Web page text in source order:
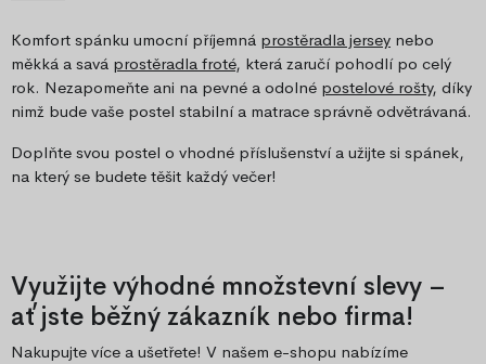
Komfort spánku umocní příjemná prostěradla jersey nebo
měkká a savá prostěradla froté, která zaručí pohodlí po celý
rok. Nezapomeňte ani na pevné a odolné postelové rošty, díky
nimž bude vaše postel stabilní a matrace správně odvětrávaná.
Doplňte svou postel o vhodné příslušenství a užijte si spánek,
na který se budete těšit každý večer!
Využijte výhodné množstevní slevy –
ať jste běžný zákazník nebo firma!
Nakupujte více a ušetřete! V našem e-shopu nabízíme